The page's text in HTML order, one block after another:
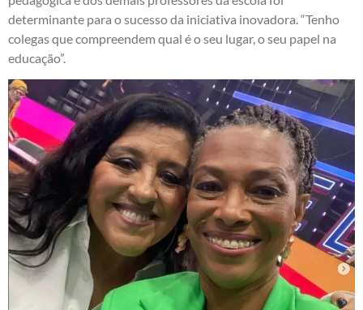
determinante para o sucesso da iniciativa inovadora. “Tenho
colegas que compreendem qual é o seu lugar, o seu papel na
educação”.